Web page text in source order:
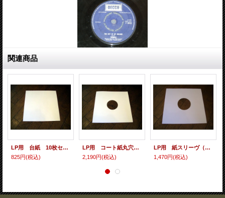
関連商品
LP用 台紙 10枚セット
825円(税込)
LP用 コート紙丸穴ジャケ 10枚セット
2,190円(税込)
LP用 紙スリーヴ（レギュラー 四角の角） 10枚セット
1,470円(税込)